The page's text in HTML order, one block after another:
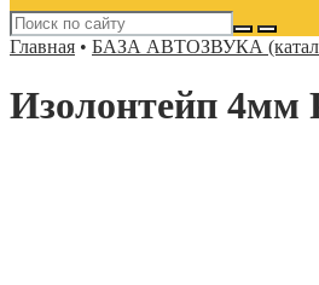
Главная • БАЗА АВТОЗВУКА
Изолонтейп